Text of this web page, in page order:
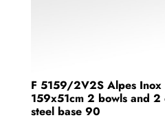
F 5159/2V2S Alpes Inox
159x51cm 2 bowls and 2
steel base 90